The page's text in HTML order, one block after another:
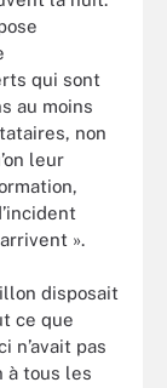
qui sont
au moins
non
leur
».
disposait
ce que
n’avait pas
à tous les